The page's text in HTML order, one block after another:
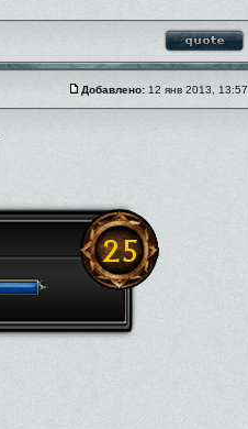
Добавлено: 12 янв 2013, 13:57